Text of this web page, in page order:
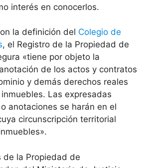
interés en conocerlos.
la definición del Colegio de
, el Registro de la Propiedad de
«tiene por objeto la
de los actos y contratos
y demás derechos reales
Las expresadas
anotaciones se harán en el
circunscripción territorial
de la Propiedad de